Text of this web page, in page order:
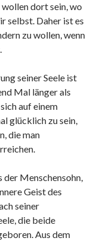
dort sein, wo
selbst. Daher ist es
zu wollen, wenn
seiner Seele ist
Mal länger als
auf einem
glücklich zu sein,
die man
der Menschensohn,
Geist des
seiner
die beide
Aus dem